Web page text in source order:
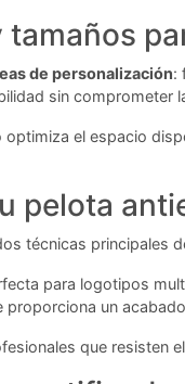
de personalización:
sin comprometer
el espacio
pelota
técnicas principales
para logotipos
proporciona un
que resisten